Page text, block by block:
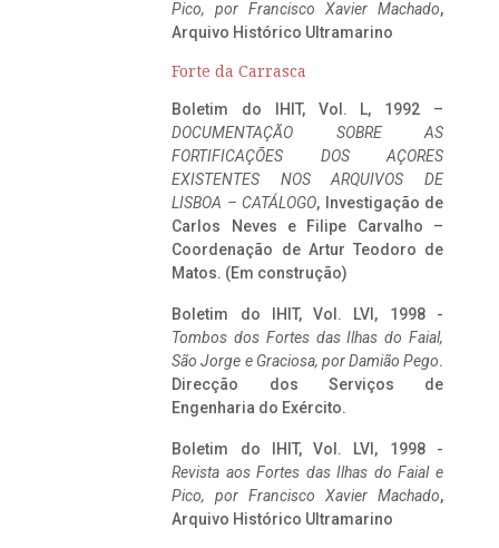
Pico, por Francisco Xavier Machado,
Arquivo Histórico Ultramarino
Forte da Carrasca
Boletim do IHIT, Vol. L, 1992 –
DOCUMENTAÇÃO SOBRE AS
FORTIFICAÇÕES DOS AÇORES
EXISTENTES NOS ARQUIVOS DE
LISBOA – CATÁLOGO, Investigação de
Carlos Neves e Filipe Carvalho –
Coordenação de Artur Teodoro de
Matos. (Em construção)
Boletim do IHIT, Vol. LVI, 1998 -
Tombos dos Fortes das Ilhas do Faial,
São Jorge e Graciosa, por Damião Pego.
Direcção dos Serviços de
Engenharia do Exército.
Boletim do IHIT, Vol. LVI, 1998 -
Revista aos Fortes das Ilhas do Faial e
Pico, por Francisco Xavier Machado,
Arquivo Histórico Ultramarino